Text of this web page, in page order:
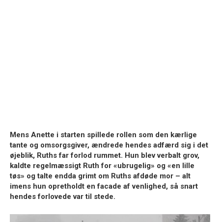
Mens Anette i starten spillede rollen som den kærlige
tante og omsorgsgiver, ændrede hendes adfærd sig i det
øjeblik, Ruths far forlod rummet. Hun blev verbalt grov,
kaldte regelmæssigt Ruth for «ubrugelig» og «en lille
tøs» og talte endda grimt om Ruths afdøde mor – alt
imens hun opretholdt en facade af venlighed, så snart
hendes forlovede var til stede.